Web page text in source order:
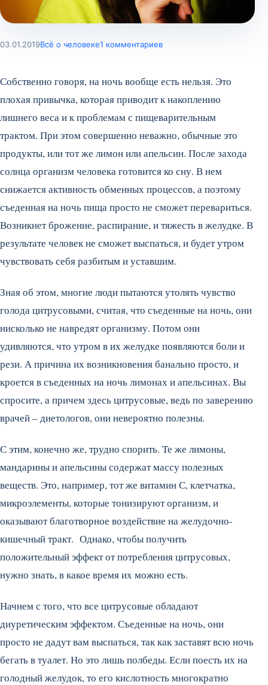
03.01.2019Всё о человеке1 комментариев
Собственно говоря, на ночь вообще есть нельзя. Это
плохая привычка, которая приводит к накоплению
лишнего веса и к проблемам с пищеварительным
трактом. При этом совершенно неважно, обычные это
продукты, или тот же лимон или апельсин. После захода
солнца организм человека готовится ко сну. В нем
снижается активность обменных процессов, а поэтому
съеденная на ночь пища просто не сможет перевариться.
Возникнет брожение, распирание, и тяжесть в желудке. В
результате человек не сможет выспаться, и будет утром
чувствовать себя разбитым и уставшим.
Зная об этом, многие люди пытаются утолять чувство
голода цитрусовыми, считая, что съеденные на ночь, они
нисколько не навредят организму. Потом они
удивляются, что утром в их желудке появляются боли и
рези. А причина их возникновения банально просто, и
кроется в съеденных на ночь лимонах и апельсинах. Вы
спросите, а причем здесь цитрусовые, ведь по заверению
врачей – диетологов, они невероятно полезны.
С этим, конечно же, трудно спорить. Те же лимоны,
мандарины и апельсины содержат массу полезных
веществ. Это, например, тот же витамин С, клетчатка,
микроэлементы, которые тонизируют организм, и
оказывают благотворное воздействие на желудочно-
кишечный тракт. Однако, чтобы получить
положительный эффект от потребления цитрусовых,
нужно знать, в какое время их можно есть.
Начнем с того, что все цитрусовые обладают
диуретическим эффектом. Съеденные на ночь, они
просто не дадут вам выспаться, так как заставят всю ночь
бегать в туалет. Но это лишь полбеды. Если поесть их на
голодный желудок, то его кислотность многократно